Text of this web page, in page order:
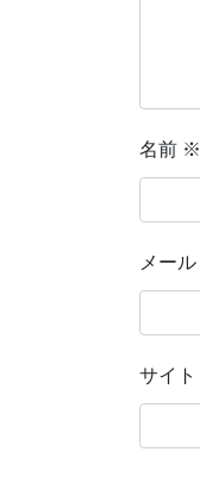
名前 ※
メール
サイト